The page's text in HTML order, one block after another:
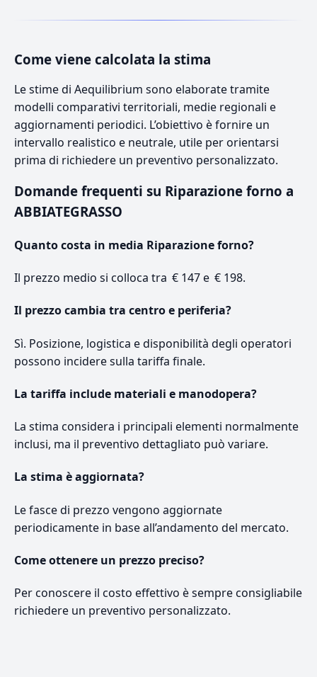
Come viene calcolata la stima
Le stime di Aequilibrium sono elaborate tramite
modelli comparativi territoriali, medie regionali e
aggiornamenti periodici. L’obiettivo è fornire un
intervallo realistico e neutrale, utile per orientarsi
prima di richiedere un preventivo personalizzato.
Domande frequenti su Riparazione forno a
ABBIATEGRASSO
Quanto costa in media Riparazione forno?
Il prezzo medio si colloca tra € 147 e € 198.
Il prezzo cambia tra centro e periferia?
Sì. Posizione, logistica e disponibilità degli operatori
possono incidere sulla tariffa finale.
La tariffa include materiali e manodopera?
La stima considera i principali elementi normalmente
inclusi, ma il preventivo dettagliato può variare.
La stima è aggiornata?
Le fasce di prezzo vengono aggiornate
periodicamente in base all’andamento del mercato.
Come ottenere un prezzo preciso?
Per conoscere il costo effettivo è sempre consigliabile
richiedere un preventivo personalizzato.